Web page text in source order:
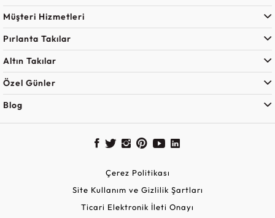
Müşteri Hizmetleri
Pırlanta Takılar
Altın Takılar
Özel Günler
Blog
Çerez Politikası
Site Kullanım ve Gizlilik Şartları
Ticari Elektronik İleti Onayı